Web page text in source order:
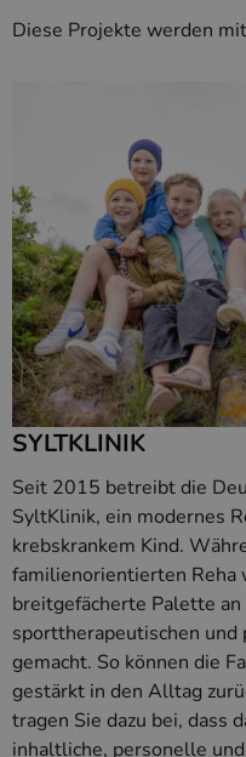
Diese Projekte werden
SYLTKLINIK
Seit 2015 betreibt die
SyltKlinik, ein modernes
krebskrankem Kind.
familienorientierten Reha
breitgefächerte Palette
sporttherapeutischen und
gemacht. So können die
gestärkt in den Alltag
tragen Sie dazu bei, dass
inhaltliche, personelle